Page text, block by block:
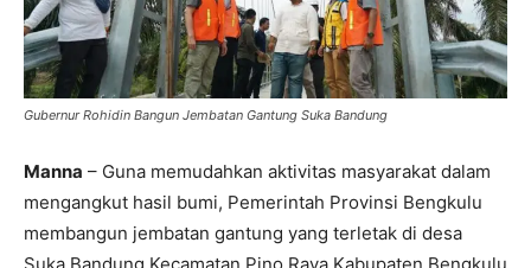
Gubernur Rohidin Bangun Jembatan Gantung Suka Bandung
Manna – Guna memudahkan aktivitas masyarakat dalam
mengangkut hasil bumi, Pemerintah Provinsi Bengkulu
membangun jembatan gantung yang terletak di desa